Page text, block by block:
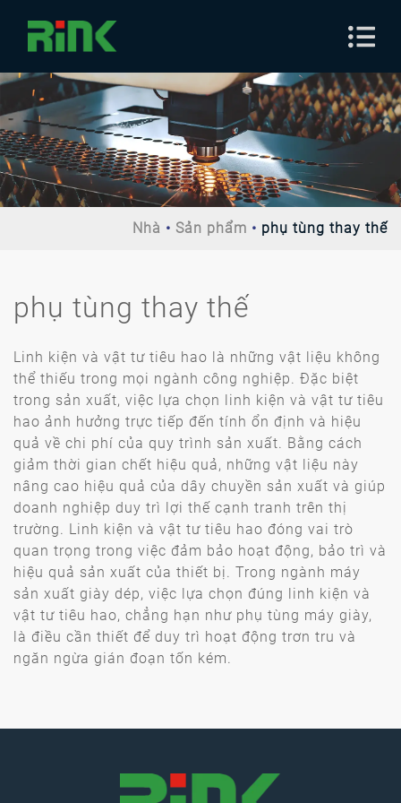
Nhà Sản phẩm phụ tùng thay thế
phụ tùng thay thế
Linh kiện và vật tư tiêu hao là những vật liệu không
thể thiếu trong mọi ngành công nghiệp. Đặc biệt
trong sản xuất, việc lựa chọn linh kiện và vật tư tiêu
hao ảnh hưởng trực tiếp đến tính ổn định và hiệu
quả về chi phí của quy trình sản xuất. Bằng cách
giảm thời gian chết hiệu quả, những vật liệu này
nâng cao hiệu quả của dây chuyền sản xuất và giúp
doanh nghiệp duy trì lợi thế cạnh tranh trên thị
trường. Linh kiện và vật tư tiêu hao đóng vai trò
quan trọng trong việc đảm bảo hoạt động, bảo trì và
hiệu quả sản xuất của thiết bị. Trong ngành máy
sản xuất giày dép, việc lựa chọn đúng linh kiện và
vật tư tiêu hao, chẳng hạn như phụ tùng máy giày,
là điều cần thiết để duy trì hoạt động trơn tru và
ngăn ngừa gián đoạn tốn kém.